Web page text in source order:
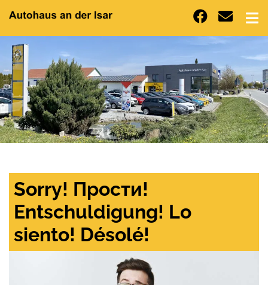
Sorry! Прости!
Entschuldigung! Lo
siento! Désolé!